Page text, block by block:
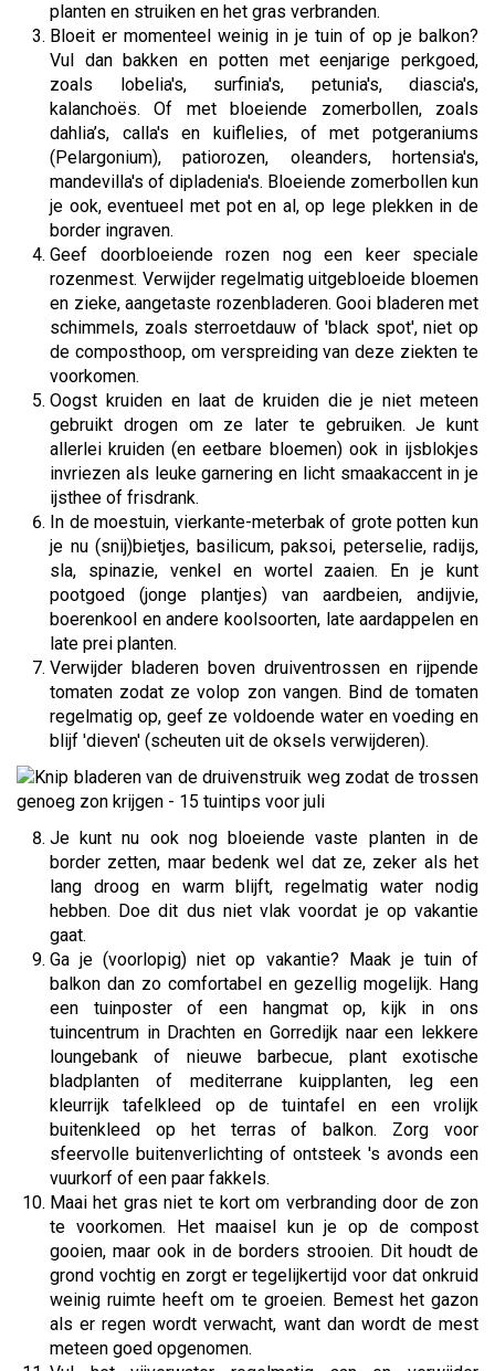
planten en struiken en het gras verbranden.
Bloeit er momenteel weinig in je tuin of op je balkon?
Vul dan bakken en potten met eenjarige perkgoed,
zoals lobelia's, surfinia's, petunia's, diascia's,
kalanchoës. Of met bloeiende zomerbollen, zoals
dahlia’s, calla's en kuiflelies, of met potgeraniums
(Pelargonium), patiorozen, oleanders, hortensia's,
mandevilla's of dipladenia's. Bloeiende zomerbollen kun
je ook, eventueel met pot en al, op lege plekken in de
border ingraven.
Geef doorbloeiende rozen nog een keer speciale
rozenmest. Verwijder regelmatig uitgebloeide bloemen
en zieke, aangetaste rozenbladeren. Gooi bladeren met
schimmels, zoals sterroetdauw of 'black spot', niet op
de composthoop, om verspreiding van deze ziekten te
voorkomen.
Oogst kruiden en laat de kruiden die je niet meteen
gebruikt drogen om ze later te gebruiken. Je kunt
allerlei kruiden (en eetbare bloemen) ook in ijsblokjes
invriezen als leuke garnering en licht smaakaccent in je
ijsthee of frisdrank.
In de moestuin, vierkante-meterbak of grote potten kun
je nu (snij)bietjes, basilicum, paksoi, peterselie, radijs,
sla, spinazie, venkel en wortel zaaien. En je kunt
pootgoed (jonge plantjes) van aardbeien, andijvie,
boerenkool en andere koolsoorten, late aardappelen en
late prei planten.
Verwijder bladeren boven druiventrossen en rijpende
tomaten zodat ze volop zon vangen. Bind de tomaten
regelmatig op, geef ze voldoende water en voeding en
blijf 'dieven' (scheuten uit de oksels verwijderen).
Je kunt nu ook nog bloeiende vaste planten in de
border zetten, maar bedenk wel dat ze, zeker als het
lang droog en warm blijft, regelmatig water nodig
hebben. Doe dit dus niet vlak voordat je op vakantie
gaat.
Ga je (voorlopig) niet op vakantie? Maak je tuin of
balkon dan zo comfortabel en gezellig mogelijk. Hang
een tuinposter of een hangmat op, kijk in ons
tuincentrum in Drachten en Gorredijk naar een lekkere
loungebank of nieuwe barbecue, plant exotische
bladplanten of mediterrane kuipplanten, leg een
kleurrijk tafelkleed op de tuintafel en een vrolijk
buitenkleed op het terras of balkon. Zorg voor
sfeervolle buitenverlichting of ontsteek 's avonds een
vuurkorf of een paar fakkels.
Maai het gras niet te kort om verbranding door de zon
te voorkomen. Het maaisel kun je op de compost
gooien, maar ook in de borders strooien. Dit houdt de
grond vochtig en zorgt er tegelijkertijd voor dat onkruid
weinig ruimte heeft om te groeien. Bemest het gazon
als er regen wordt verwacht, want dan wordt de mest
meteen goed opgenomen.